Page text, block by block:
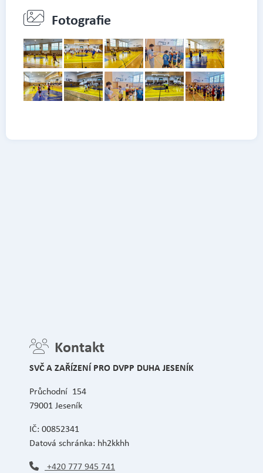
Fotografie
Kontakt
SVČ A ZAŘÍZENÍ PRO DVPP DUHA JESENÍK
Průchodní 154
79001 Jeseník
IČ: 00852341
Datová schránka: hh2kkhh
+420 777 945 741